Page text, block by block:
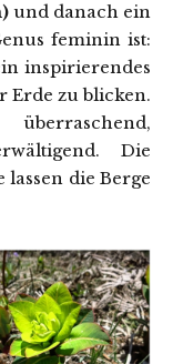
und danach ein
feminin ist:
inspirierendes
Erde zu blicken.
Die
die Berge